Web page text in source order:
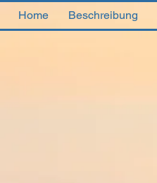
Home Beschreibung